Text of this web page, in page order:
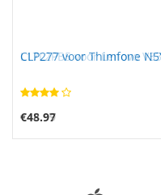
L17L2PB5 voor Lenovo
€45.99
CLP277 voor Thimfone
€48.97